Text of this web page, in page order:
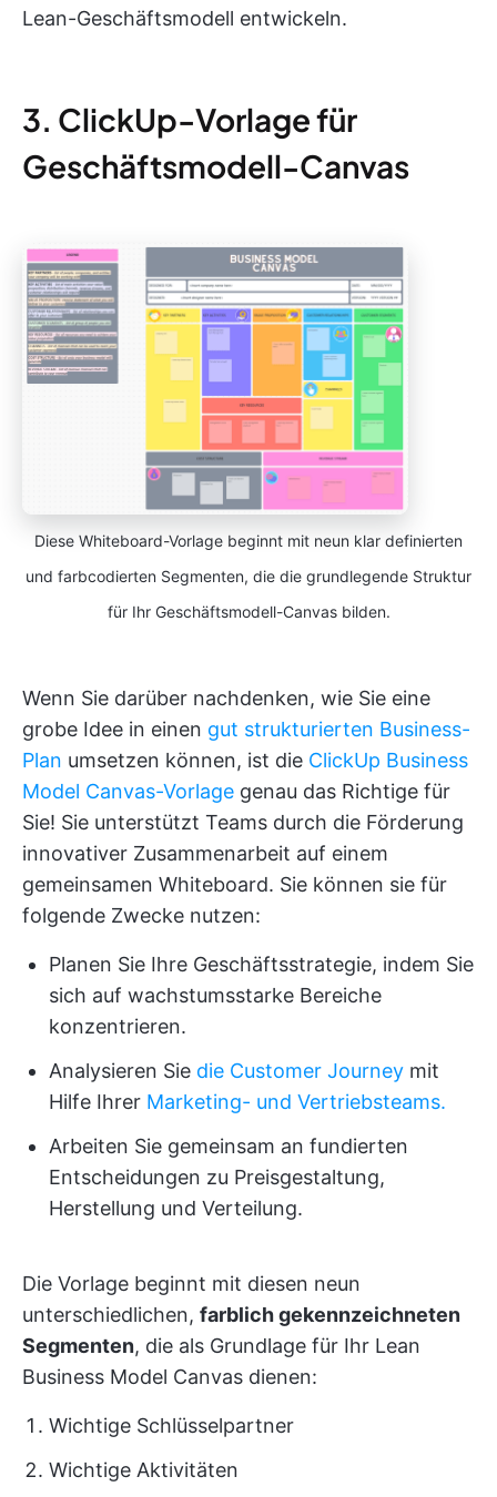
Lean-Geschäftsmodell entwickeln.
3. ClickUp-Vorlage für
Geschäftsmodell-Canvas
Diese Whiteboard-Vorlage beginnt mit neun klar definierten
und farbcodierten Segmenten, die die grundlegende Struktur
für Ihr Geschäftsmodell-Canvas bilden.
Wenn Sie darüber nachdenken, wie Sie eine
grobe Idee in einen gut strukturierten Business-
Plan umsetzen können, ist die ClickUp Business
Model Canvas-Vorlage genau das Richtige für
Sie! Sie unterstützt Teams durch die Förderung
innovativer Zusammenarbeit auf einem
gemeinsamen Whiteboard. Sie können sie für
folgende Zwecke nutzen:
Planen Sie Ihre Geschäftsstrategie, indem Sie
sich auf wachstumsstarke Bereiche
konzentrieren.
Analysieren Sie die Customer Journey mit
Hilfe Ihrer Marketing- und Vertriebsteams.
Arbeiten Sie gemeinsam an fundierten
Entscheidungen zu Preisgestaltung,
Herstellung und Verteilung.
Die Vorlage beginnt mit diesen neun
unterschiedlichen, farblich gekennzeichneten
Segmenten, die als Grundlage für Ihr Lean
Business Model Canvas dienen:
Wichtige Schlüsselpartner
Wichtige Aktivitäten